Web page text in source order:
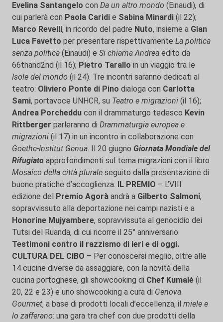
Evelina Santangelo con Da un altro mondo (Einaudi), di
cui parlerà con Paola Caridi e Sabina Minardi (il 22);
Marco Revelli, in ricordo del padre Nuto, insieme a Gian
Luca Favetto per presentare rispettivamente La politica
senza politica (Einaudi) e Si chiama Andrea edito da
66thand2nd (il 16); Pietro Tarallo in un viaggio tra le
Isole del mondo (il 24). Tre incontri saranno dedicati al
teatro: Oliviero Ponte di Pino dialoga con Carlotta
Sami, portavoce UNHCR, su Teatro e migrazioni (il 16);
Andrea Porcheddu con il drammaturgo tedesco Kevin
Rittberger parleranno di Drammaturgia europea e
migrazioni (il 17) in un incontro in collaborazione con
Goethe-Institut Genua. Il 20 giugno Giornata Mondiale del
Rifugiato approfondimenti sul tema migrazioni con il libro
Mosaico della città plurale seguito dalla presentazione di
buone pratiche d’accoglienza. IL PREMIO – L’VIII
edizione del Premio Agorà andrà a Gilberto Salmoni,
sopravvissuto alla deportazione nei campi nazisti e a
Honorine Mujyambere, sopravvissuta al genocidio dei
Tutsi del Ruanda, di cui ricorre il 25° anniversario.
Testimoni contro il razzismo di ieri e di oggi.
CULTURA DEL CIBO – Per conoscersi meglio, oltre alle
14 cucine diverse da assaggiare, con la novità della
cucina portoghese, gli showcooking di Chef Kumalé (il
20, 22 e 23) e uno showcooking a cura di Genova
Gourmet, a base di prodotti locali d’eccellenza, il miele e
lo zafferano: una gara tra chef con due prodotti della